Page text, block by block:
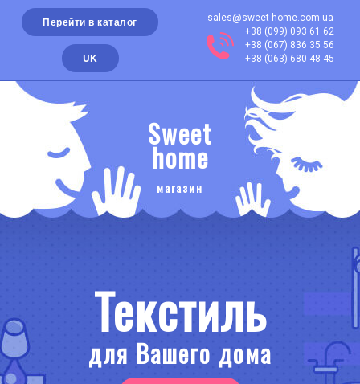
Перейти в каталог
UK
sales@sweet-home.com.ua
+38 (099) 093 61 62
+38 (067) 836 35 56
+38 (063) 680 48 45
Sweet
home
магазин
Текстиль
для Вашего дома